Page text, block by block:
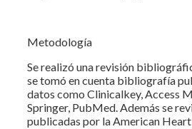
Metodología
Se realizó una revisión
se tomó en cuenta bibliografía
datos como Clinicalkey, Access
Springer, PubMed. Además se
publicadas por la American